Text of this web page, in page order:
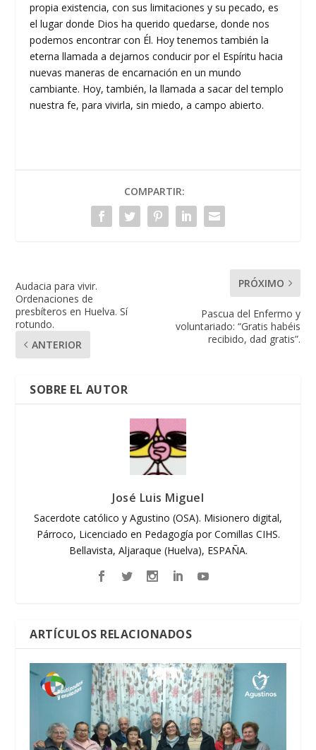
propia existencia, con sus limitaciones y su pecado, es
el lugar donde Dios ha querido quedarse, donde nos
podemos encontrar con Él. Hoy tenemos también la
eterna llamada a dejarnos conducir por el Espíritu hacia
nuevas maneras de encarnación en un mundo
cambiante. Hoy, también, la llamada a sacar del templo
nuestra fe, para vivirla, sin miedo, a campo abierto.
COMPARTIR:
Audacia para vivir.
Ordenaciones de
presbíteros en Huelva. Sí
rotundo.
ANTERIOR
PRÓXIMO
Pascua del Enfermo y
voluntariado: “Gratis habéis
recibido, dad gratis”.
SOBRE EL AUTOR
José Luis Miguel
Sacerdote católico y Agustino (OSA). Misionero digital,
Párroco, Licenciado en Pedagogía por Comillas CIHS.
Bellavista, Aljaraque (Huelva), ESPAÑA.
ARTÍCULOS RELACIONADOS